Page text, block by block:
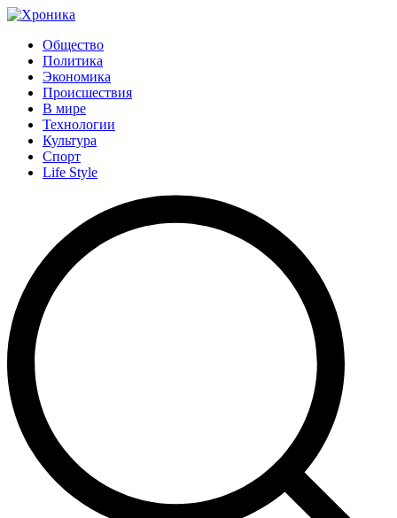
Общество
Политика
Экономика
Происшествия
В мире
Технологии
Культура
Спорт
Life Style